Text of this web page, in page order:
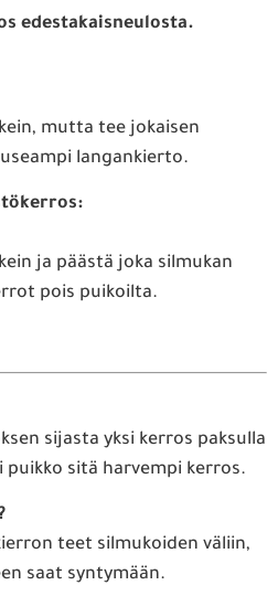
edestakaisneulosta.
mutta tee jokaisen
langankierto.
ja päästä joka silmukan
pois puikoilta.
sijasta yksi kerros paksulla
puikko sitä harvempi kerros.
teet silmukoiden väliin,
saat syntymään.